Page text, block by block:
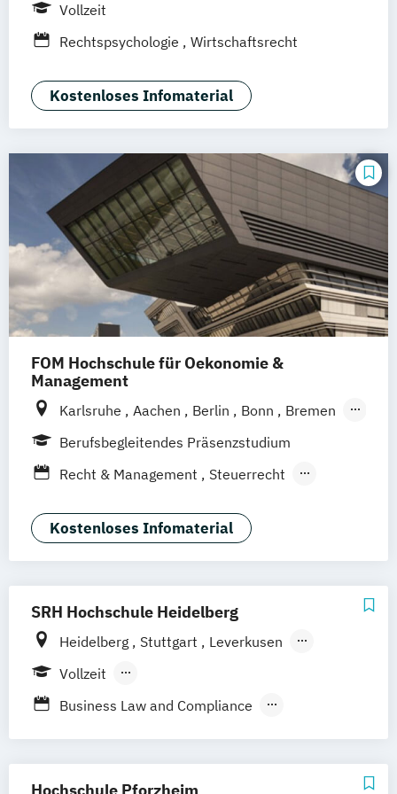
Braunschweig Erfurt
Vollzeit
Rechtspsychologie
Wirtschaftsrecht
Kostenloses Infomaterial
FOM Hochschule für Oekonomie &
Management
Karlsruhe Aachen Berlin Bonn
Bremen
Dortmund Duisburg Düsseldorf
Köln Mannheim München Münster
Neuss Nürnberg Siegen Stuttgart
Wesel Wuppertal Augsburg
Leipzig Gütersloh Hagen Saarbrücken
Mainz Arnsberg
Digitales Live Studium (DLS)
Berufsbegleitendes Präsenzstudium
Recht & Management
Steuerrecht
Wirtschaftsrecht Vertiefung Notariat
Kostenloses Infomaterial
SRH Hochschule Heidelberg
Heidelberg Stuttgart
Leverkusen
Hamburg
Vollzeit
Berufsbegleitendes Präsenzstudium
Business Law and Compliance